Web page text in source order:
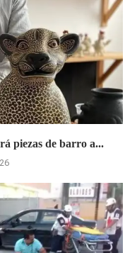
piezas de barro a...